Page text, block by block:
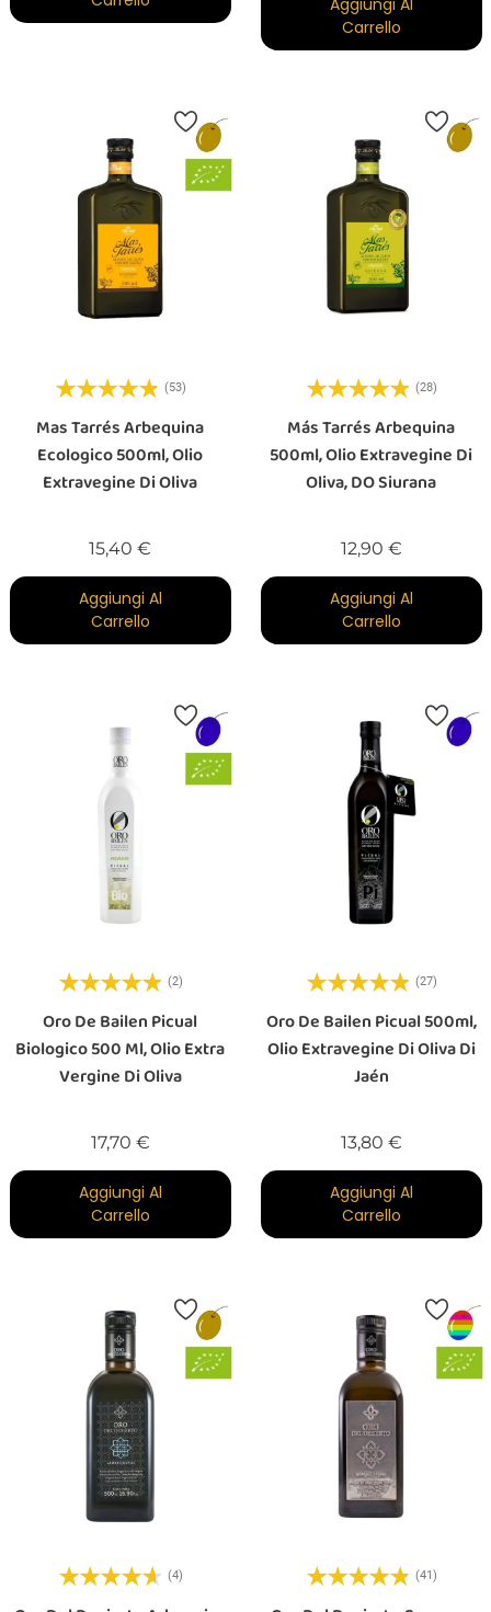
Carrello
(53)
Mas Tarrés Arbequina
Ecologico 500ml, Olio
Extravegine Di Oliva
15,40 €
Aggiungi Al
Carrello
(28)
Más Tarrés Arbequina
500ml, Olio Extravegine Di
Oliva, DO Siurana
12,90 €Prezzo
Aggiungi Al
Carrello
(2)
Oro De Bailen Picual
Biologico 500 Ml, Olio Extra
Vergine Di Oliva
17,70 €Prezzo
Aggiungi Al
Carrello
(27)
Oro De Bailen Picual 500ml,
Olio Extravegine Di Oliva Di
Jaén
13,80 €Prezzo
Aggiungi Al
Carrello
(4) (41)